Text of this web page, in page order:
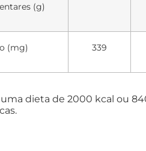
(g)
(mg) 339
dieta de 2000 kcal ou